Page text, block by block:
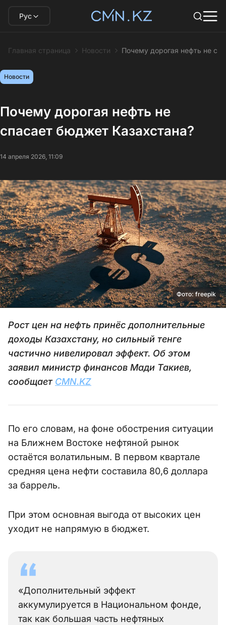
Рус
Главная страница Новости Почему дорогая нефть не
Новости
Почему дорогая нефть не
спасает бюджет Казахстана?
14 апреля 2026, 11:09
Фото: freepik
Рост цен на нефть принёс дополнительные
доходы Казахстану, но сильный тенге
частично нивелировал эффект. Об этом
заявил министр финансов Мади Такиев,
сообщает CMN.KZ
По его словам, на фоне обострения ситуации
на Ближнем Востоке нефтяной рынок
остаётся волатильным. В первом квартале
средняя цена нефти составила 80,6 доллара
за баррель.
При этом основная выгода от высоких цен
уходит не напрямую в бюджет.
«Дополнительный эффект
аккумулируется в Национальном фонде,
так как большая часть нефтяных